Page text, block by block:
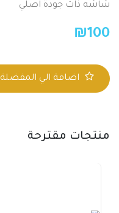
شاشه ذات جودة اصلي
₪100
اضافة الي المفضلة
منتجات مقترحة